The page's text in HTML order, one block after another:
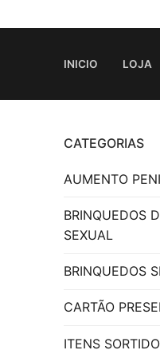
para
INICIO LOJA
CATEGORIAS
AUMENTO
BRINQUEDOS
SEXUAL
BRINQUEDOS
CARTÃO
ITENS